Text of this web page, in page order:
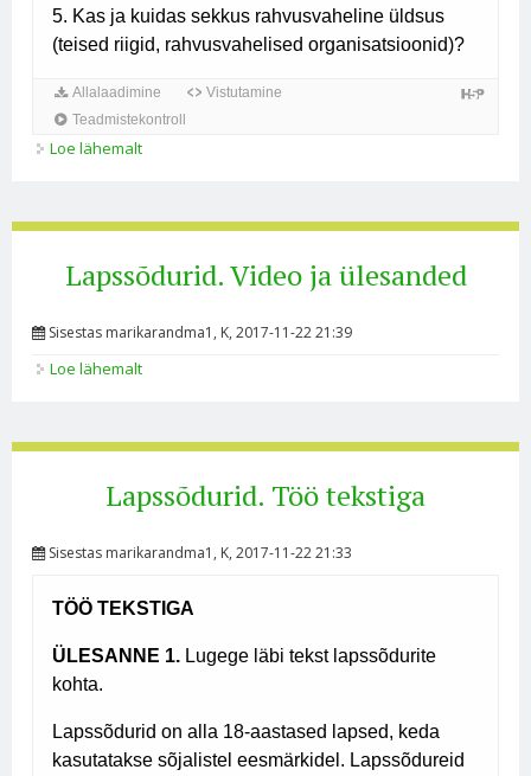
Loe lähemalt
Lapssõdurid. Video ja ülesanded
Sisestas marikarandma1 , K, 2017-11-22 21:39
Loe lähemalt
Lapssõdurid. Töö tekstiga
Sisestas marikarandma1 , K, 2017-11-22 21:33